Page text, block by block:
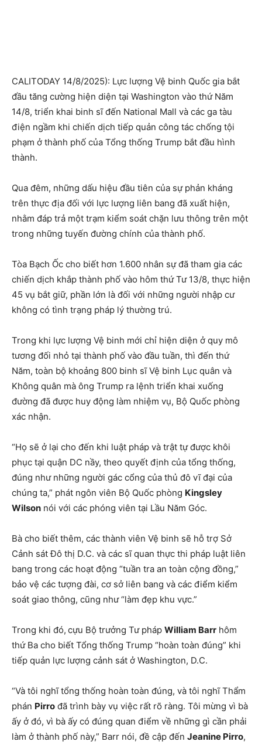
CALITODAY 14/8/2025): Lực lượng Vệ binh Quốc gia bắt
đầu tăng cường hiện diện tại Washington vào thứ Năm
14/8, triển khai binh sĩ đến National Mall và các ga tàu
điện ngầm khi chiến dịch tiếp quản công tác chống tội
phạm ở thành phố của Tổng thống Trump bắt đầu hình
thành.
Qua đêm, những dấu hiệu đầu tiên của sự phản kháng
trên thực địa đối với lực lượng liên bang đã xuất hiện,
nhằm đáp trả một trạm kiểm soát chặn lưu thông trên một
trong những tuyến đường chính của thành phố.
Tòa Bạch Ốc cho biết hơn 1.600 nhân sự đã tham gia các
chiến dịch khắp thành phố vào hôm thứ Tư 13/8, thực hiện
45 vụ bắt giữ, phần lớn là đối với những người nhập cư
không có tình trạng pháp lý thường trú.
Trong khi lực lượng Vệ binh mới chỉ hiện diện ở quy mô
tương đối nhỏ tại thành phố vào đầu tuần, thì đến thứ
Năm, toàn bộ khoảng 800 binh sĩ Vệ binh Lục quân và
Không quân mà ông Trump ra lệnh triển khai xuống
đường đã được huy động làm nhiệm vụ, Bộ Quốc phòng
xác nhận.
“Họ sẽ ở lại cho đến khi luật pháp và trật tự được khôi
phục tại quận DC nầy, theo quyết định của tổng thống,
đúng như những người gác cổng của thủ đô vĩ đại của
chúng ta,” phát ngôn viên Bộ Quốc phòng Kingsley
Wilson nói với các phóng viên tại Lầu Năm Góc.
Bà cho biết thêm, các thành viên Vệ binh sẽ hỗ trợ Sở
Cảnh sát Đô thị D.C. và các sĩ quan thực thi pháp luật liên
bang trong các hoạt động “tuần tra an toàn cộng đồng,”
bảo vệ các tượng đài, cơ sở liên bang và các điểm kiểm
soát giao thông, cũng như “làm đẹp khu vực.”
Trong khi đó, cựu Bộ trưởng Tư pháp William Barr hôm
thứ Ba cho biết Tổng thống Trump “hoàn toàn đúng” khi
tiếp quản lực lượng cảnh sát ở Washington, D.C.
“Và tôi nghĩ tổng thống hoàn toàn đúng, và tôi nghĩ Thẩm
phán Pirro đã trình bày vụ việc rất rõ ràng. Tôi mừng vì bà
ấy ở đó, vì bà ấy có đúng quan điểm về những gì cần phải
làm ở thành phố này,” Barr nói, đề cập đến Jeanine Pirro,